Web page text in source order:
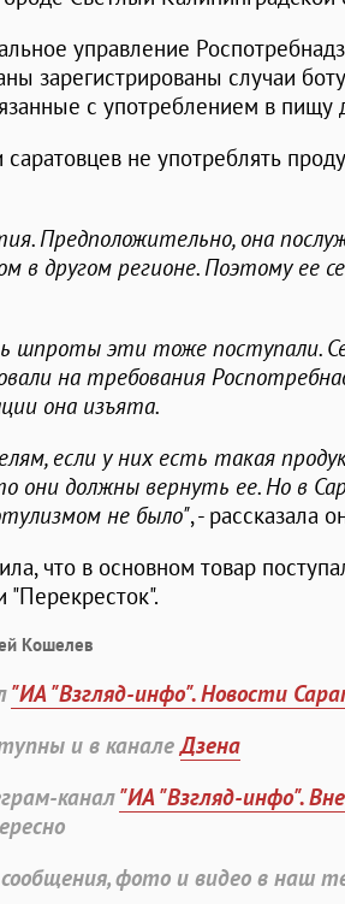
управление
зарегистрированы случаи
с употреблением в пищу
не употреблять
Предположительно, она
в другом регионе. Поэтому ее
шпроты эти тоже поступали.
на требования
она изъята.
если у них есть такая
они должны вернуть ее. Но в
не было", - рассказала
что в основном товар
"Перекресток".
Кошелев
"ИА "Взгляд-инфо". Новости
и в каналеДзена
канал"ИА "Взгляд-инфо".
фото и видео в наш